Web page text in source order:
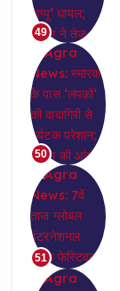
49
50
51